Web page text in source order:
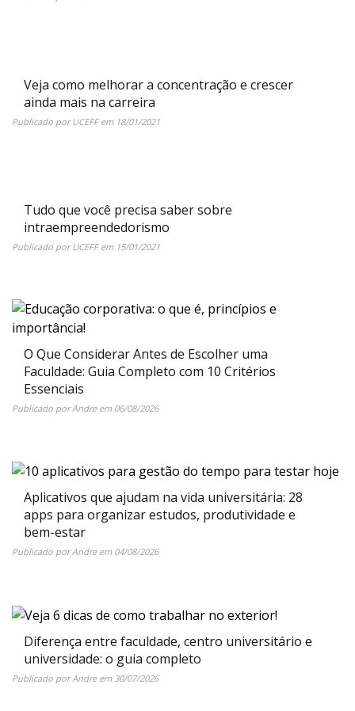
Veja como melhorar a concentração e crescer
ainda mais na carreira
Publicado porUCEFFem 18/01/2021
Tudo que você precisa saber sobre
intraempreendedorismo
Publicado porUCEFFem 15/01/2021
O Que Considerar Antes de Escolher uma
Faculdade: Guia Completo com 10 Critérios
Essenciais
Publicado porAndreem 06/08/2026
Aplicativos que ajudam na vida universitária: 28
apps para organizar estudos, produtividade e
bem-estar
Publicado porAndreem 04/08/2026
Diferença entre faculdade, centro universitário e
universidade: o guia completo
Publicado porAndreem30/07/2026